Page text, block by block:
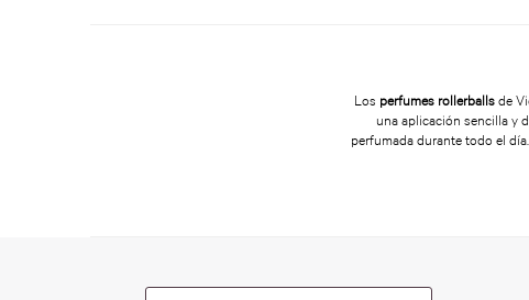
Los perfumes rollerballs de
una aplicación sencilla y
perfumada durante todo el